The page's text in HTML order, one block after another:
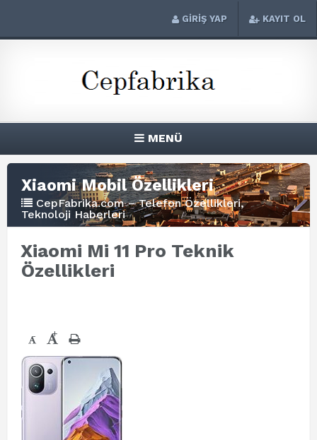
GİRİŞ YAP KAYIT OL
MENÜ
Xiaomi Mobil Özellikleri
CepFabrika.com – Telefon Özellikleri,
Teknoloji Haberleri
Xiaomi Mi 11 Pro Teknik
Özellikleri
- +